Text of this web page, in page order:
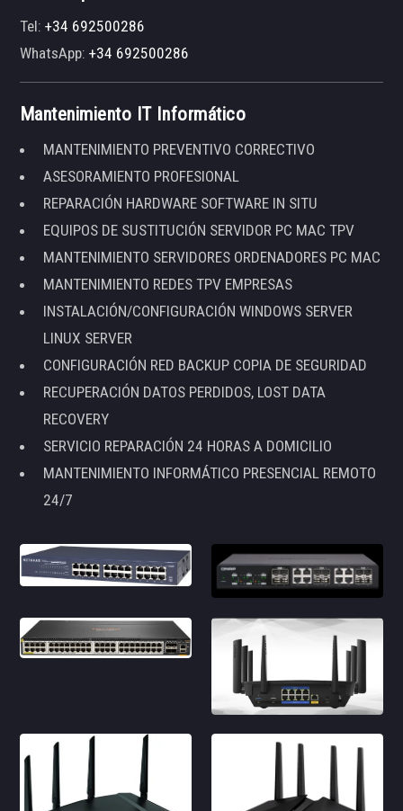
Tel:+34 692500286
WhatsApp:+34 692500286
Mantenimiento IT Informático
MANTENIMIENTO PREVENTIVO CORRECTIVO
ASESORAMIENTO PROFESIONAL
REPARACIÓN HARDWARE SOFTWARE IN SITU
EQUIPOS DE SUSTITUCIÓN SERVIDOR PC MAC TPV
MANTENIMIENTO SERVIDORES ORDENADORES PC MAC
MANTENIMIENTO REDES TPV EMPRESAS
INSTALACIÓN/CONFIGURACIÓN WINDOWS SERVER
LINUX SERVER
CONFIGURACIÓN RED BACKUP COPIA DE SEGURIDAD
RECUPERACIÓN DATOS PERDIDOS, LOST DATA
RECOVERY
SERVICIO REPARACIÓN 24 HORAS A DOMICILIO
MANTENIMIENTO INFORMÁTICO PRESENCIAL REMOTO
24/7